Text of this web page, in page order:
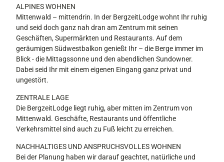
r
m
i
t
S
c
h
l
f
s
o
f
l
a
r
_
S
i
e
g
l
ALPINES WOHNEN
Mittenwald – mittendrin. In der BergzeitLodge wohnt Ihr ruhig
und seid doch ganz nah dran am Zentrum mit seinen
Geschäften, Supermärkten und Restaurants. Auf dem
geräumigen Südwestbalkon genießt Ihr – die Berge immer im
Blick - die Mittagssonne und den abendlichen Sundowner.
Dabei seid Ihr mit einem eigenen Eingang ganz privat und
ungestört.
ZENTRALE LAGE
Die BergzeitLodge liegt ruhig, aber mitten im Zentrum von
Mittenwald. Geschäfte, Restaurants und öffentliche
Verkehrsmittel sind auch zu Fuß leicht zu erreichen.
NACHHALTIGES UND ANSPRUCHSVOLLES WOHNEN
Bei der Planung haben wir darauf geachtet, natürliche und